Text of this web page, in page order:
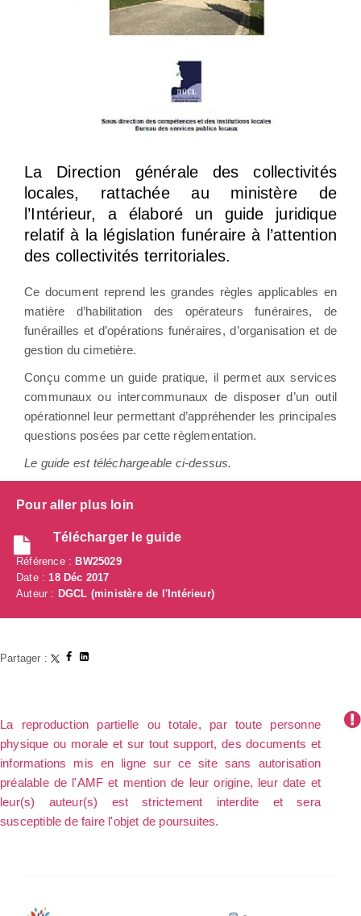
La Direction générale des collectivités
locales, rattachée au ministère de
l’Intérieur, a élaboré un guide juridique
relatif à la législation funéraire à l’attention
des collectivités territoriales.
Ce document reprend les grandes règles applicables en
matière d’habilitation des opérateurs funéraires, de
funérailles et d’opérations funéraires, d’organisation et de
gestion du cimetière.
Conçu comme un guide pratique, il permet aux services
communaux ou intercommunaux de disposer d’un outil
opérationnel leur permettant d’appréhender les principales
questions posées par cette règlementation.
Le guide est téléchargeable ci-dessus.
Pour aller plus loin
Télécharger le guide
Référence : BW25029
Date :18 Déc 2017
Auteur : DGCL (ministère de l'Intérieur)
Partager :
La reproduction partielle ou totale, par toute personne
physique ou morale et sur tout support, des documents et
informations mis en ligne sur ce site sans autorisation
préalable de l'AMF et mention de leur origine, leur date et
leur(s) auteur(s) est strictement interdite et sera
susceptible de faire l'objet de poursuites.